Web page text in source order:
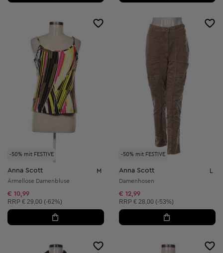
-50% mit FESTIVE
Anna Scott M
Ärmellose Damenbluse
€ 10,99
Unverbindliche Preisempfehlung:
RRP € 29,00 (-62%)
-50% mit FESTIVE
Anna Scott
Damenhosen
€ 12,99
Unverbindliche Preisempfehlung:
RRP € 28,00 (-53%)